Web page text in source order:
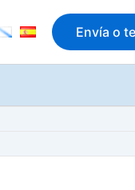
Envía o